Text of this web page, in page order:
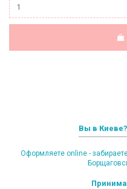
Вы в
Оформляете online -